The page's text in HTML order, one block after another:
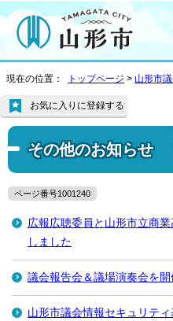
現在の位置： トップページ > 山形市
その他のお知らせ
お気に入りに登録する
ページ番号1001240
広報広聴委員と山形市立商
しました
議会報告会＆議場演奏会を
山形市議会情報セキュリテ